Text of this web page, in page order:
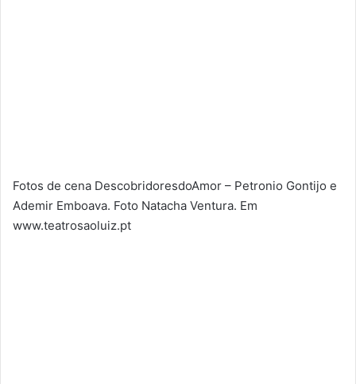
Fotos de cena DescobridoresdoAmor – Petronio Gontijo e
Ademir Emboava. Foto Natacha Ventura. Em
www.teatrosaoluiz.pt